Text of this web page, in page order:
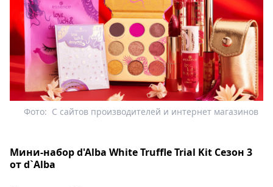
С сайтов производителей и интернет магазинов
Фото:
Мини-набор d'Alba White Truffle Trial Kit Сезон 3
от d`Alba